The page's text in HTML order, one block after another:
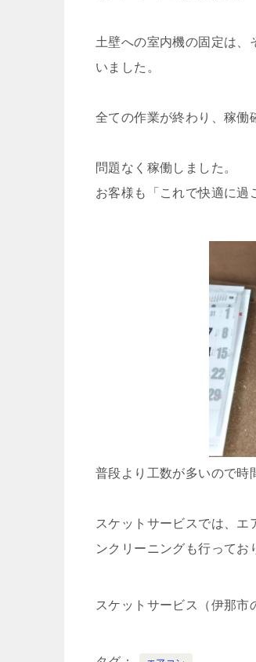
土壁への室内機の固定は、
いました。
全ての作業が終わり、稼働
問題なく稼働しました。
お客様も「これで快適に過
普段より工数が多いので時
スケットサービスでは、エ
ンクリーニングも行ってお
スケットサービス（伊那市